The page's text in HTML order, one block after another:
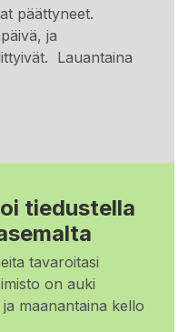
päättyneet.
ja
Lauantaina
tiedustella
tavaroitasi
on auki
maanantaina kello